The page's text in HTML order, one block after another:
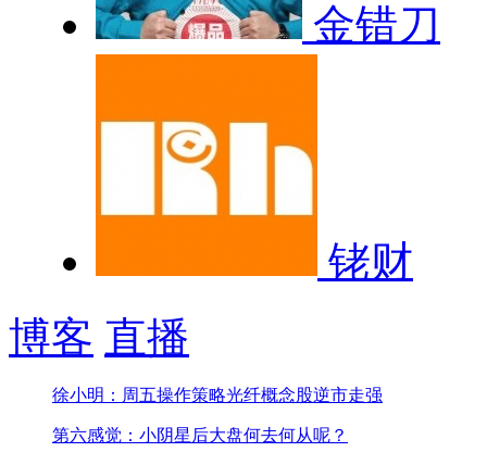
金错刀
铑财
博客 直播
徐小明：周五操作策略光纤概念股逆市走强
第六感觉：小阴星后大盘何去何从呢？